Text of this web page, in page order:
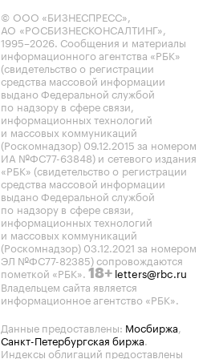
© ООО «БИЗНЕСПРЕСС»,
АО «РОСБИЗНЕСКОНСАЛТИНГ»,
1995–2026. Сообщения и материалы
информационного агентства «РБК»
(свидетельство о регистрации
средства массовой информации
выдано Федеральной службой
по надзору в сфере связи,
информационных технологий
и массовых коммуникаций
(Роскомнадзор) 09.12.2015 за номером
ИА №ФС77-63848) и сетевого издания
«РБК» (свидетельство о регистрации
средства массовой информации
выдано Федеральной службой
по надзору в сфере связи,
информационных технологий
и массовых коммуникаций
(Роскомнадзор) 03.12.2021 за номером
ЭЛ №ФС77-82385) сопровождаются
пометкой «РБК». 18+ letters@rbc.ru
Владельцем сайта является
информационное агентство «РБК».
Данные предоставлены: Мосбиржа,
Санкт-Петербургская биржа.
Индексы облигаций предоставлены